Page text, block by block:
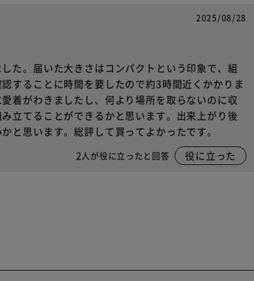
2025/08/28
た。届いた大きさはコンパクトという印象で、組
することに時間を要したので約3時間近くかかりま
着がわきましたし、何より場所を取らないのに収
立てることができるかと思います。出来上がり後
と思います。総評して買ってよかったです。
2人が役に立ったと回答 役に立った